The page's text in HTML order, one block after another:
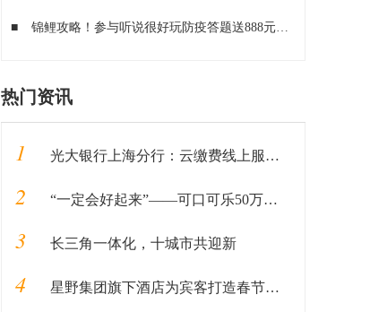
■ 锦鲤攻略！参与听说很好玩防疫答题送888元红包
热门资讯
1 光大银行上海分行：云缴费线上服务助力打赢“防疫”阻击战
2 “一定会好起来”——可口可乐50万美元医疗物资抵达中国
3 长三角一体化，十城市共迎新
4 星野集团旗下酒店为宾客打造春节冰雪玩趣新体验